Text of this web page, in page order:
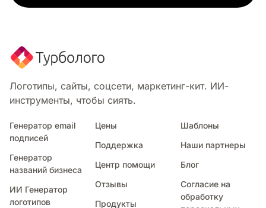
Пчеловод
Детский фотограф
Электрик
Разработчик
Портной
Трансвестит
Писатель
Слесарь
Пожарно-спасательные службы
Валка деревьев
Логотипы, сайты, соцсети, маркетинг-кит. ИИ-
инструменты, чтобы сиять.
Генератор email
подписей
Генератор
названий бизнеса
ИИ Генератор
логотипов
Цены
Поддержка
Центр помощи
Отзывы
Продукты
Шаблоны
Наши партнеры
Блог
Согласие на
обработку